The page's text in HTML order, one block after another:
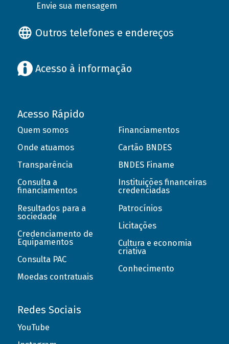
Envie sua mensagem
Outros telefones e endereços
Acesso à informação
Acesso Rápido
Quem somos
Onde atuamos
Transparência
Consulta a
financiamentos
Resultados para a
sociedade
Credenciamento de
Equipamentos
Consulta PAC
Moedas contratuais
Financiamentos
Cartão BNDES
BNDES Finame
Instituições financeiras
credenciadas
Patrocínios
Licitações
Cultura e economia
criativa
Conhecimento
Redes Sociais
YouTube